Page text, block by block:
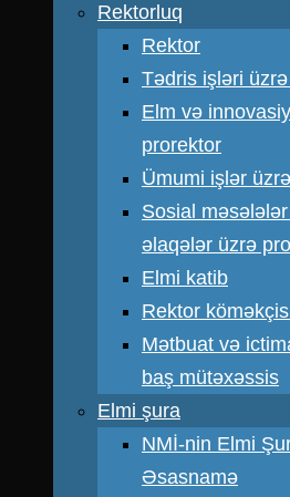
Rektorluq
Rektor
Tədris işləri
Elm və
prorektor
Ümumi işlər
Sosial
əlaqələr üzrə
Elmi katib
Rektor
Mətbuat və
baş mütəxəssis
Elmi şura
NMİ-nin Elmi
Əsasnamə